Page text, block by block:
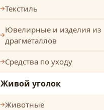
Текстиль
Ювелирные и изделия из
драгметаллов
Средства по уходу
Живой уголок
Животные